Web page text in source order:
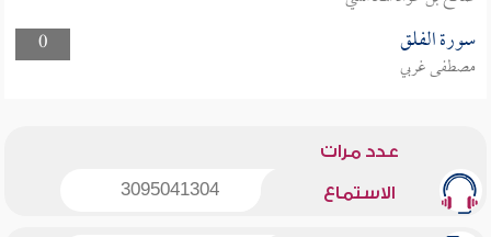
0
سورة الفلق
مصطفى غربي
عدد مرات
الاستماع 3095041304